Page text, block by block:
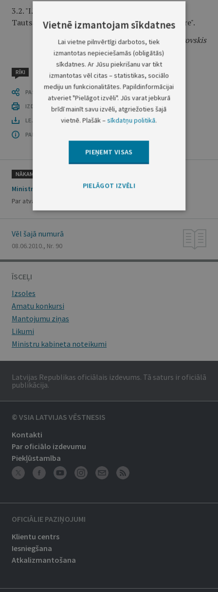
3.2. "I.Vasaraudze – Finanšu ministrijas
Tautsaimniecības analīzes departamenta direktore".
Ministru prezidentsV.Dombrovskis
RĪKI
PASTĀSTI CITIEM
IZDRUKĀT PUBLIKĀCIJU
LEJUPLĀDĒT LAIDIENU (PDF)
PAR OFICIĀLO IZDEVUMU
NĀKAMAIS
Ministru prezidenta rīkojums Nr.241
Par atvaļinājuma piešķiršanu Ž.Mikosai
Vēl šajā numurā
08.06.2010., Nr. 90
ĪSCEĻI
Izsoles
Amatu konkursi
Mantojumu ziņas
Likumi
Ministru kabineta noteikumi
Latvijas Republikas oficiālais izdevums. Tā saturs ir oficiālā
publikācija.
© VSIA LATVIJAS VĒSTNESIS
Kontakti
Par oficiālo izdevumu
Piekļūstamība
OFICIĀLIE PAZIŅOJUMI
Klientu centrs
Iesniegšana
Atkalizmantošana
Vietnē izmantojam sīkdatnes
Lai vietne pilnvērtīgi darbotos, tiek
izmantotas nepieciešamās (obligātās)
sīkdatnes. Ar Jūsu piekrišanu var tikt
izmantotas vēl citas – statistikas, sociālo
mediju un funkcionalitātes. Papildinformācijai
atveriet "Pielāgot izvēli". Jūs varat jebkurā
brīdī mainīt savu izvēli, atgriežoties šajā
vietnē. Plašāk –sīkdatņu politikā.
PIEŅEMT VISAS
PIELĀGOT IZVĒLI